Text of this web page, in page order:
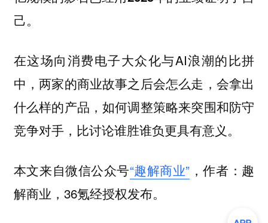
己。
在这场向消费电子大众化与AI浪潮的比拼
中，两家的商业故事之后会怎么走，会拿出
什么样的产品，如何调整策略来突围和防守
竞争对手，比讨论谁胜谁负更具有意义。
本文来自微信公众号“趣解商业” ，作者：趣
解商业，36氪经授权发布。